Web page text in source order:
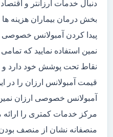
دنبال خدمات ارزانتر و
بخش درمان بیماران هزینه
پیدا کردن آمبولانس خصوصی
نمین استفاده نمایید که
نقاط تحت پوشش خود دارد و
قیمت آمبولانس ارزان را در
آمبولانس خصوصی ارزان
مرکز خدمات کمتری را
منصفانه نشان از منصف